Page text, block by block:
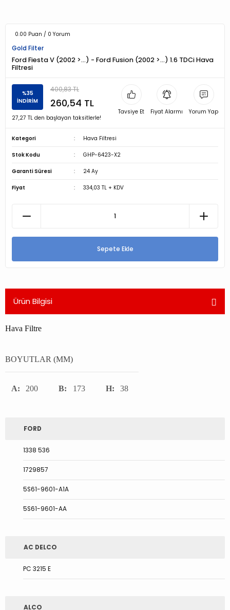
0.00 Puan / 0 Yorum
Gold Filter
Ford Fiesta V (2002 >…) - Ford Fusion (2002 >…) 1.6 TDCi Hava
Filtresi
%35
İNDİRİM
400,83 TL
260,54 TL
27,27 TL den başlayan taksitlerle!
Tavsiye Et Fiyat Alarmı Yorum Yap
Kategori Hava Filtresi
Stok Kodu GHP-6423-X2
Garanti Süresi 24 Ay
Fiyat 334,03 TL + KDV
Sepete Ekle
Ürün Bilgisi
Hava Filtre
BOYUTLAR (MM)
A: 200 B: 173 H: 38
FORD
1338 536
1729857
5S61-9601-A1A
5S61-9601-AA
AC DELCO
PC 3215 E
ALCO